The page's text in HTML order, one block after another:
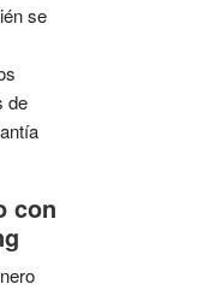
se
de
con